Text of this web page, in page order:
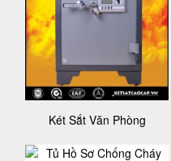
Két Sắt Văn Phòng